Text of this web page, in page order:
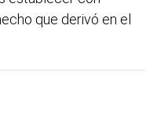
que derivó en el